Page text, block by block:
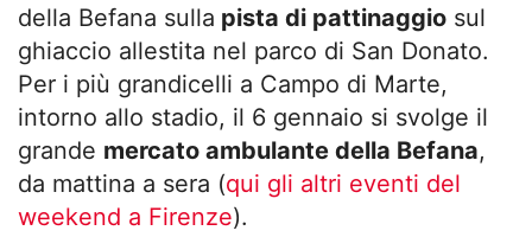
della Befana sulla pista di pattinaggio sul
ghiaccio allestita nel parco di San Donato.
Per i più grandicelli a Campo di Marte,
intorno allo stadio, il 6 gennaio si svolge il
grande mercato ambulante della Befana,
da mattina a sera (qui gli altri eventi del
weekend a Firenze).